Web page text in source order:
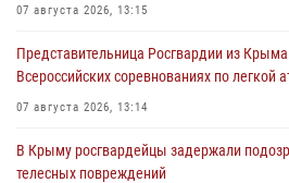
07 августа 2026, 13:15
Представительница Росгвардии из
Всероссийских соревнованиях по легкой
07 августа 2026, 13:14
В Крыму росгвардейцы задержали
телесных повреждений